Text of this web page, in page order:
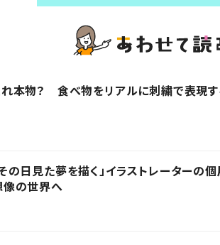
れ本物？ 食べ物をリアルに刺繍で表現す
その日見た夢を描く」イラストレーター
像の世界へ